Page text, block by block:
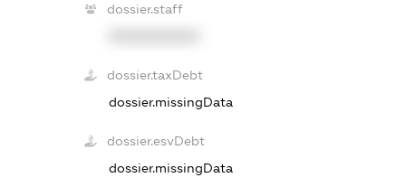
dossier.staff
dossier.taxDebt
dossier.missingData
dossier.esvDebt
dossier.missingData